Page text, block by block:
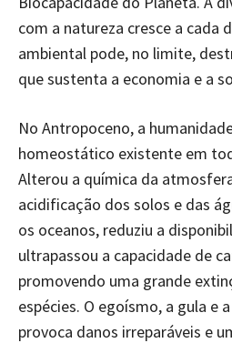
com a natureza cresce a cada
ambiental pode, no limite,
que sustenta a economia e a
No Antropoceno, a
homeostático existente em
Alterou a química da
acidificação dos solos e das
os oceanos, reduziu a
ultrapassou a capacidade de
promovendo uma grande
espécies. O egoísmo, a gula e
provoca danos irreparáveis e